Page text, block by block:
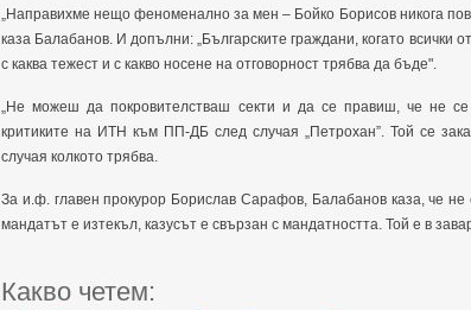
„Направихме нещо феноменално за мен – Бойко Борисов никога
каза Балабанов. И допълни: „Българските граждани, когато всички
с каква тежест и с какво носене на отговорност трябва да бъде".
„Не можеш да покровителстваш секти и да се правиш, че не се
критиките на ИТН към ПП-ДБ след случая „Петрохан”. Той се
случая колкото трябва.
За и.ф. главен прокурор Борислав Сарафов, Балабанов каза, че не
мандатът е изтекъл, казусът е свързан с мандатността. Той е в
Какво четем: